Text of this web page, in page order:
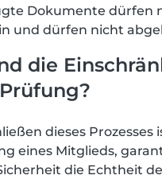
Dokumente dürfen
und dürfen nicht
die
dieses Prozesses
eines Mitglieds,
die Echtheit